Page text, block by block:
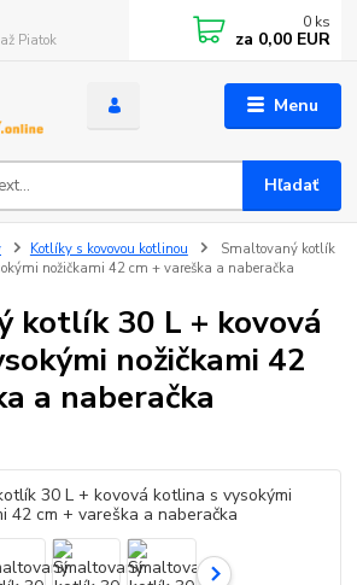
Menu
Hľadať
Piatok
0 ks
za 0,00 EUR
Kotlíky s kovovou kotlinou
Smaltovaný kotlík
nožičkami 42 cm + vareška a naberačka
kotlík 30 L + kovová
nožičkami 42
a naberačka